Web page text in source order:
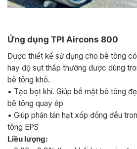
Ứng dụng TPI Aircons 800
Được thiết kế sử dụng cho bê tông
hay độ sụt thấp thường được dùng
bê tông khô.
• Tạo bọt khí. Giúp bề mặt bê tông
bê tông quay ép
• Giúp phân tán hạt xốp đồng đều
tông EPS
Liều lượng: